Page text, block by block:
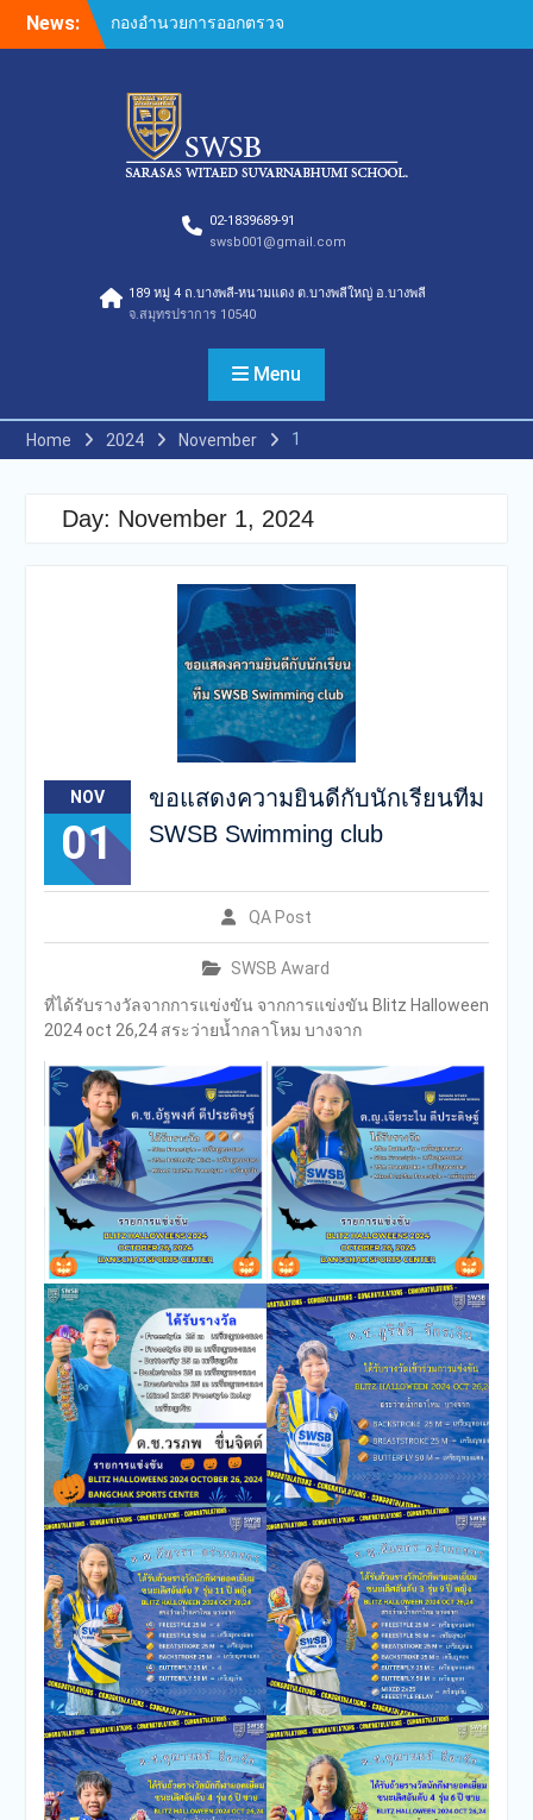
News:
กองอำนวยการออกตรวจ
ประเมินคุณภาพการศึกษา
คุณภาพการศึกษาเพื่อการ
ดำเนินการที่เป็นเลิศประจำปี
การศึกษา 2569 ของกลุ่ม
สถาบันการศึกษาในเครือ
กองอำนวยการออกตรวจ
ประเมินคุณภาพการศึกษา
คุณภาพการศึกษาเพื่อการ
ดำเนินการที่เป็นเลิศประจำปี
การศึกษา 2569
กองอำนวยการออกตรวจ
ประเมินคุณภาพการศึกษา
ภายในโรงเรียนตามเกณฑ์
คุณภาพการศึกษาเพื่อการ
ของกลุ่มสถาบันการศึกษาใน
ประเมินคุณภาพการศึกษา
ภายในโรงเรียนตามเกณฑ์
คุณภาพการศึกษาเพื่อการ
ดำเนินการที่เป็นเลิศประจำปี
การศึกษา 2569 ของกลุ่ม
สถาบันการศึกษาในเครือ
02-1839689-91
swsb001@gmail.com
189 หมู่ 4 ถ.บางพลี-หนามแดง ต.บางพลีใหญ่ อ.บางพลี
จ.สมุทรปราการ 10540
Menu
Home 2024 November 1
Day: November 1, 2024
NOV
01
ขอแสดงความยินดีกับนักเรียนทีม
SWSB Swimming club
QA Post
SWSB Award
ที่ได้รับรางวัลจากการแข่งขัน จากการแข่งขัน Blitz Halloween
2024 oct 26,24 สระว่ายน้ำกลาโหม บางจาก